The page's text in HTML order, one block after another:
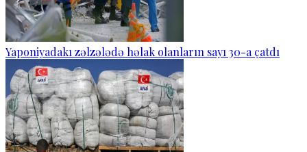
Yaponiyadakı zəlzələdə həlak olanların sayı 30-a çatdı